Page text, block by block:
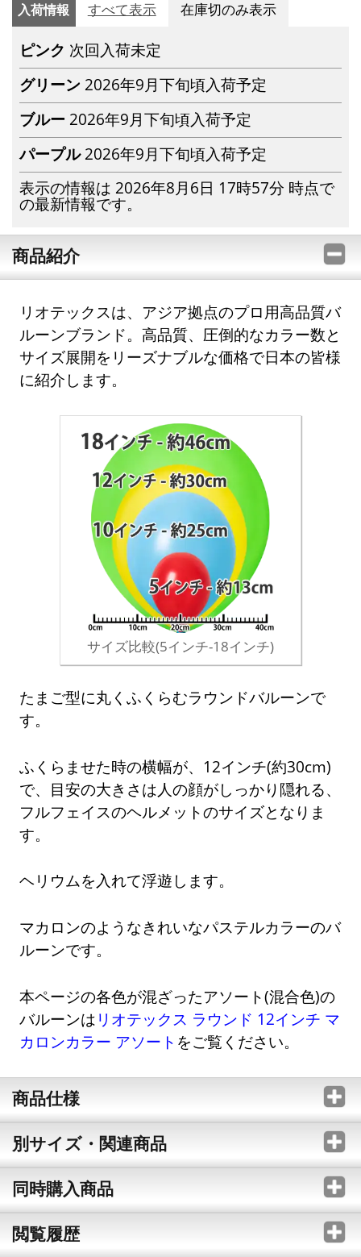
入荷情報 すべて表示 在庫切のみ表示
ピンク 次回入荷未定
グリーン 2026年9月下旬頃入荷予定
ブルー 2026年9月下旬頃入荷予定
パープル 2026年9月下旬頃入荷予定
表示の情報は 2026年8月6日 17時57分 時点で
の最新情報です。
商品紹介
リオテックスは、アジア拠点のプロ用高品質バ
ルーンブランド。高品質、圧倒的なカラー数と
サイズ展開をリーズナブルな価格で日本の皆様
に紹介します。
サイズ比較(5インチ-18インチ)
たまご型に丸くふくらむラウンドバルーンで
す。
ふくらませた時の横幅が、12インチ(約30cm)
で、目安の大きさは人の顔がしっかり隠れる、
フルフェイスのヘルメットのサイズとなりま
す。
ヘリウムを入れて浮遊します。
マカロンのようなきれいなパステルカラーのバ
ルーンです。
本ページの各色が混ざったアソート(混合色)の
バルーンは リオテックス ラウンド 12インチ マ
カロンカラー アソート をご覧ください。
商品仕様
別サイズ・関連商品
同時購入商品
閲覧履歴